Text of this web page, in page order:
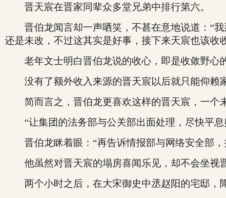
晋天宸在晋家同辈众多堂兄弟中排行第六。
晋伯龙闻言却一声哂笑，不甚在意地说道：“我
还是未改，不过这其实是好事，接下来天宸也该收
老年文士明白晋伯龙说的收心，即是收敛野心的
没有了额外收入来源的晋天宸以后就只能仰赖家
简而言之，晋伯龙更喜欢这样的晋天宸，一个未
“让集团的法务部与公关部出面处理，尽快平息
晋伯龙眯着眼：“再告诉情报部与网络安全部，
他虽然对晋天宸的塌房喜闻乐见，却不会坐视晋
两个小时之后，在大宋御史中丞赵阳的宅邸，